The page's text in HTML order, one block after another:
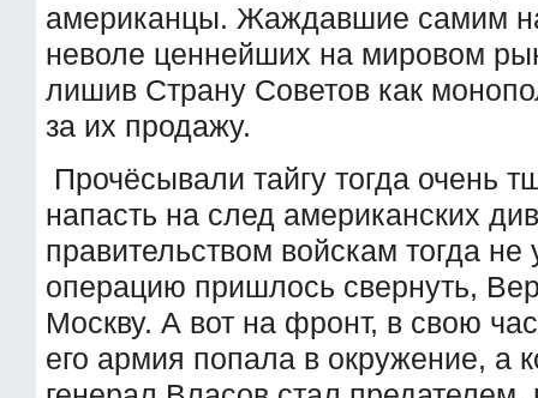
американцы. Жаждавшие самим
неволе ценнейших на мировом
лишив Страну Советов как
за их продажу.
Прочёсывали тайгу тогда очень
напасть на след американских
правительством войскам тогда
операцию пришлось свернуть,
Москву. А вот на фронт, в свою
его армия попала в окружение,